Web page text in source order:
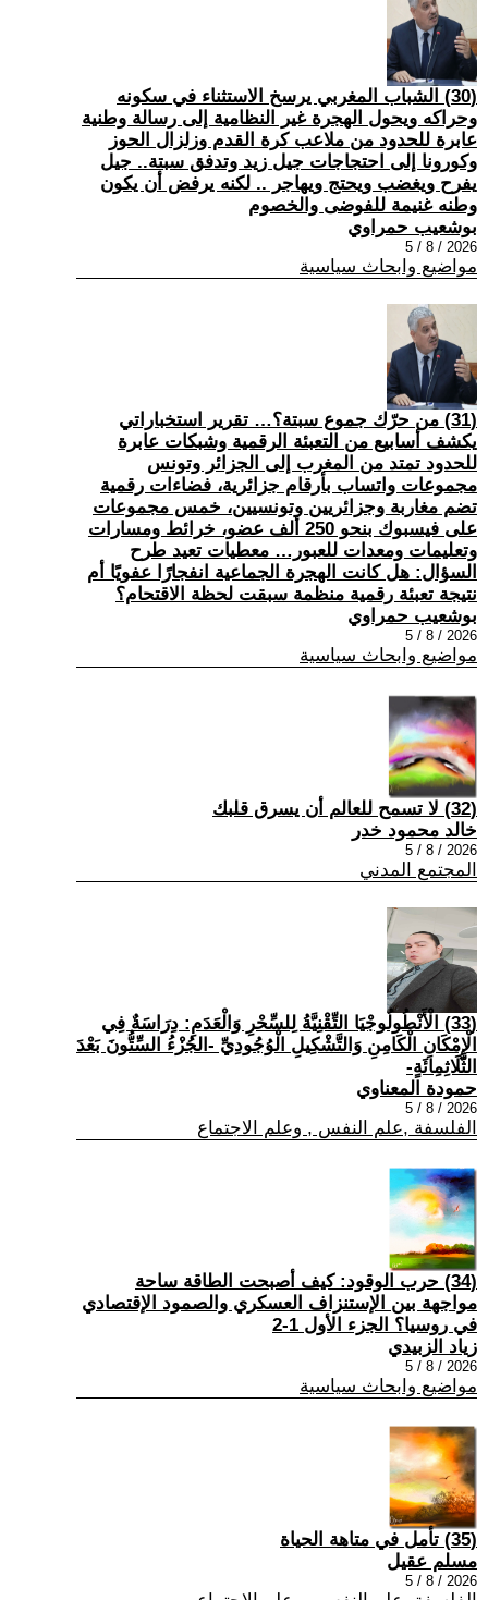
(30) الشباب المغربي يرسخ الاستثناء في سكونه
وحراكه ويحول الهجرة غير النظامية إلى رسالة وطنية
عابرة للحدود من ملاعب كرة القدم وزلزال الحوز
وكورونا إلى احتجاجات جيل زيد وتدفق سبتة.. جيل
يفرح ويغضب ويحتج ويهاجر .. لكنه يرفض أن يكون
وطنه غنيمة للفوضى والخصوم
بوشعيب حمراوي
2026 / 8 / 5
مواضيع وابحاث سياسية
(31) من حرّك جموع سبتة؟… تقرير استخباراتي
يكشف أسابيع من التعبئة الرقمية وشبكات عابرة
للحدود تمتد من المغرب إلى الجزائر وتونس
مجموعات واتساب بأرقام جزائرية، فضاءات رقمية
تضم مغاربة وجزائريين وتونسيين، خمس مجموعات
على فيسبوك بنحو 250 ألف عضو، خرائط ومسارات
وتعليمات ومعدات للعبور… معطيات تعيد طرح
السؤال: هل كانت الهجرة الجماعية انفجارًا عفويًا أم
نتيجة تعبئة رقمية منظمة سبقت لحظة الاقتحام؟
بوشعيب حمراوي
2026 / 8 / 5
مواضيع وابحاث سياسية
(32) لا تسمح للعالم أن يسرق قلبك
خالد محمود خدر
2026 / 8 / 5
المجتمع المدني
(33) الْأَنْطُولُوجْيَا التِّقْنِيَّةُ لِلسِّحْرِ وَالْعَدَمِ: دِرَاسَةٌ فِي
الْإِمْكَانِ الْكَامِنِ وَالتَّشْكِيلِ الْوُجُودِيِّ -الجُزْءُ السِّتُّونَ بَعْدَ
الثَّلَاثِمِائَةٍ-
حمودة المعناوي
2026 / 8 / 5
الفلسفة ,علم النفس , وعلم الاجتماع
(34) حرب الوقود: كيف أصبحت الطاقة ساحة
مواجهة بين الإستنزاف العسكري والصمود الإقتصادي
في روسيا؟ الجزء الأول 1-2
زياد الزبيدي
2026 / 8 / 5
مواضيع وابحاث سياسية
(35) تأمل في متاهة الحياة
مسلم عقيل
2026 / 8 / 5